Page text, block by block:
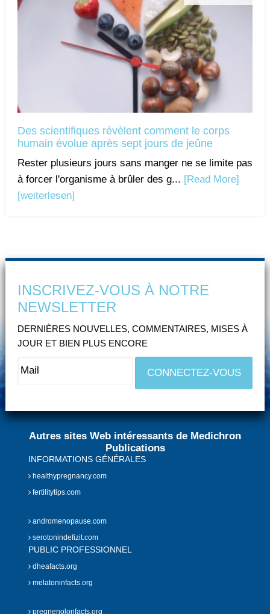
Des scientifiques révèlent comment le corps
humain évolue après sept jours de jeûne
Rester plusieurs jours sans manger ne se limite pas
à forcer l'organisme à brûler des g... [Read More]
[weiterlesen]
INSCRIVEZ-VOUS À NOTRE
NEWSLETTER
DERNIÈRES NOUVELLES, COMMENTAIRES, MISES À
JOUR ET BIEN PLUS ENCORE
Autres sites Web intéressants de Medichron
Publications
INFORMATIONS GÉNÉRALES
healthypregnancy.com
fertilitytips.com
andromenopause.com
serotonindefizit.com
PUBLIC PROFESSIONNEL
dheafacts.org
melatoninfacts.org
pregnenolonfacts.org